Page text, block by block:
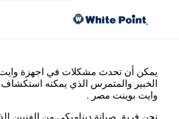
Skip
to
يمكن أن تحدث مشكلات في اجهزة وايت
الخبير والمتمرس الذي يمكنه
وايت بوينت مصر .
نحن فريق صيانة ديناميكي من